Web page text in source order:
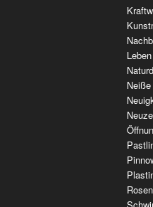
Neiße